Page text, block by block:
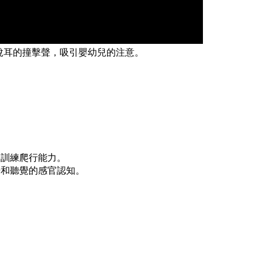
的撞擊聲，吸引嬰幼兒的注意。
練爬行能力。
聽覺的感官認知。